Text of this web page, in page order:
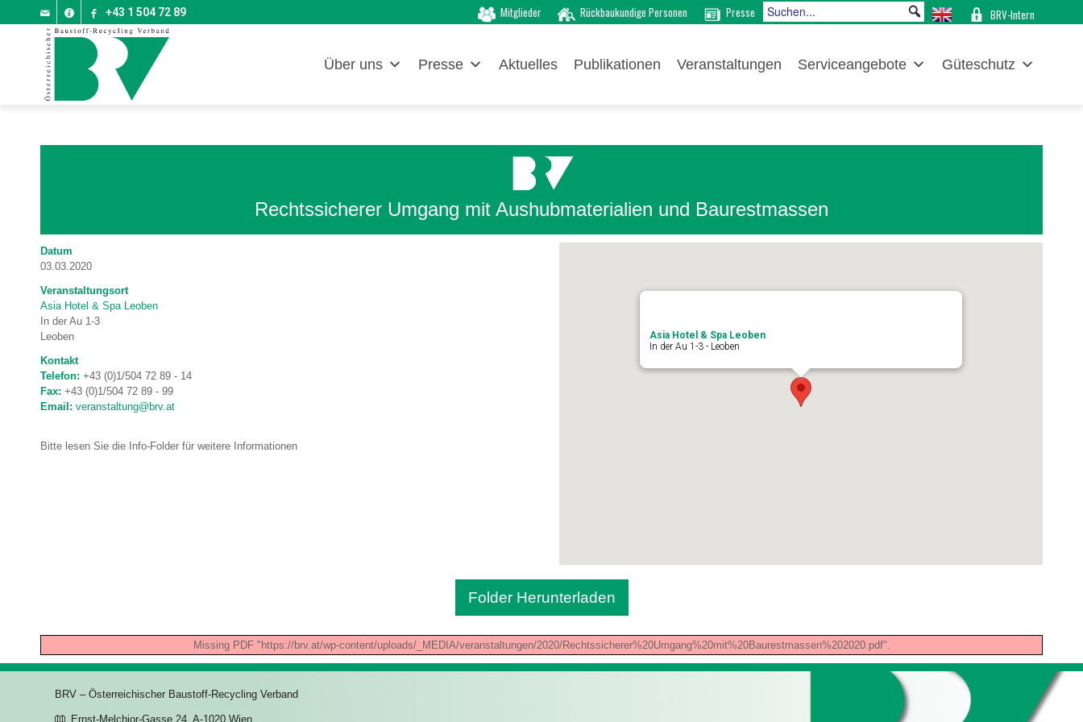
Mitglieder Rückbaukundige Personen Presse BRV-Intern
+43 1 504 72 89
Über uns Presse Aktuelles Publikationen Veranstaltungen Serviceangebote Güteschutz
Rechtssicherer Umgang mit Aushubmaterialien und Baurestmassen
Asia Hotel & Spa Leoben
In der Au 1-3 - Leoben
Datum
03.03.2020
Veranstaltungsort
Asia Hotel & Spa Leoben
In der Au 1-3
Leoben
Kontakt
Telefon: +43 (0)1/504 72 89 - 14
Fax: +43 (0)1/504 72 89 - 99
Email: veranstaltung@brv.at
Bitte lesen Sie die Info-Folder für weitere Informationen
Folder Herunterladen
Missing PDF "https://brv.at/wp-content/uploads/_MEDIA/veranstaltungen/2020/Rechtssicherer%20Umgang%20mit%20Baurestmassen%202020.pdf".
BRV – Österreichischer Baustoff-Recycling Verband
Ernst-Melchior-Gasse 24, A-1020 Wien